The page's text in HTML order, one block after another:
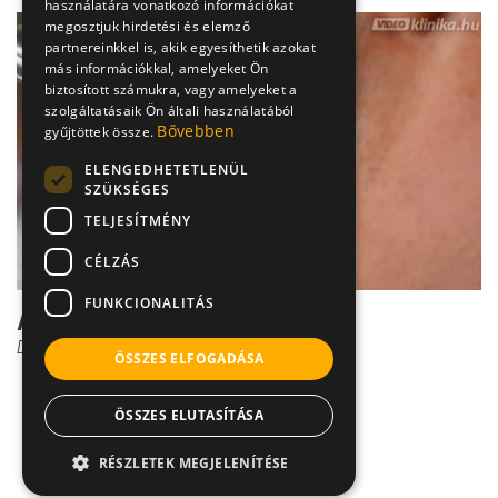
A szájfertőzések diagnózisa
Dr. Vincze József
használatára vonatkozó információkat
megosztjuk hirdetési és elemző
partnereinkkel is, akik egyesíthetik azokat
más információkkal, amelyeket Ön
biztosított számukra, vagy amelyeket a
szolgáltatásaik Ön általi használatából
gyűjtöttek össze. Bővebben
ELENGEDHETETLENÜL
SZÜKSÉGES
TELJESÍTMÉNY
CÉLZÁS
FUNKCIONALITÁS
ÖSSZES ELFOGADÁSA
ÖSSZES ELUTASÍTÁSA
RÉSZLETEK MEGJELENÍTÉSE